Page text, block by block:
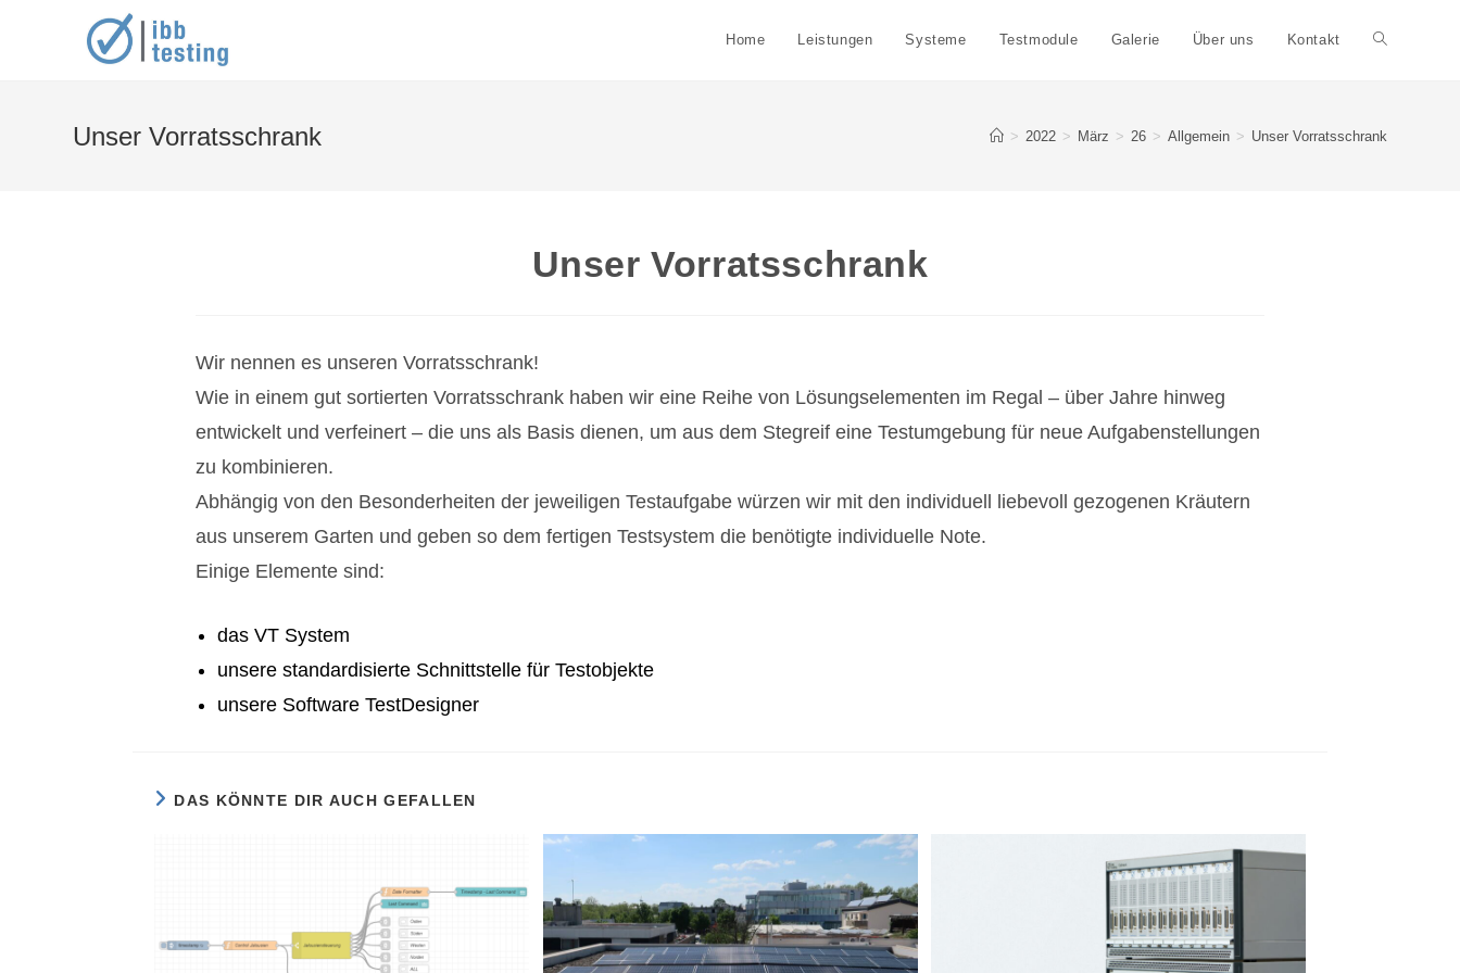
Home Leistungen Systeme Testmodule Galerie Über uns Kontakt Website-
Unser Vorratsschrank > 2022 > März > 26 > Allgemein > Unser Vorratsschrank
Unser Vorratsschrank
Wir nennen es unseren Vorratsschrank!
Wie in einem gut sortierten Vorratsschrank haben wir eine Reihe von Lösungselementen im Regal – über Jahre hinweg
entwickelt und verfeinert – die uns als Basis dienen, um aus dem Stegreif eine Testumgebung für neue Aufgabenstellungen
zu kombinieren.
Abhängig von den Besonderheiten der jeweiligen Testaufgabe würzen wir mit den individuell liebevoll gezogenen Kräutern
aus unserem Garten und geben so dem fertigen Testsystem die benötigte individuelle Note.
Einige Elemente sind:
das VT System
unsere standardisierte Schnittstelle für Testobjekte
unsere Software TestDesigner
DAS KÖNNTE DIR AUCH GEFALLEN